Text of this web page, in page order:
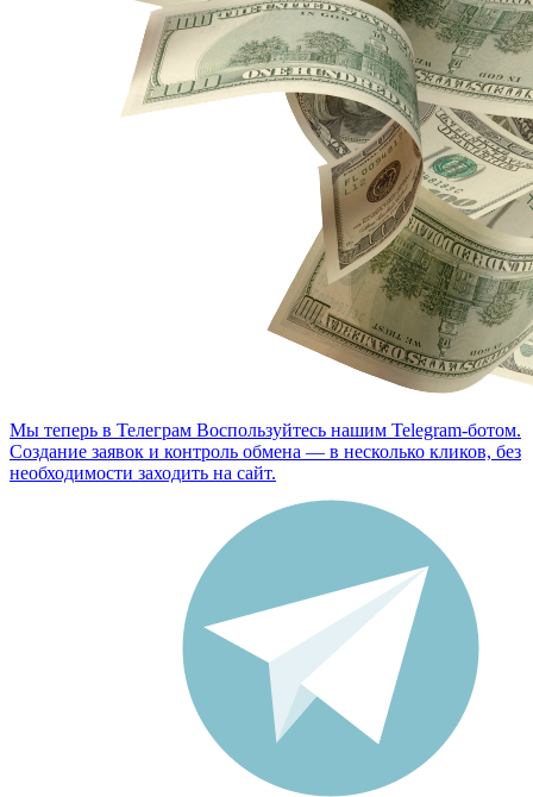
Мы теперь в Телеграм Воспользуйтесь нашим Telegram-ботом.
Создание заявок и контроль обмена — в несколько кликов, без
необходимости заходить на сайт.